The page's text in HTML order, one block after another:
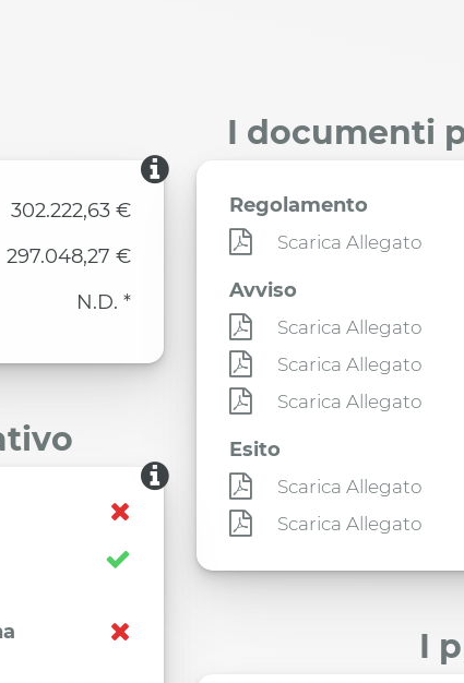
302.222,63 €
297.048,27 €
N.D. *
I documenti
Regolamento
Scarica Allegato
Avviso
Scarica Allegato
Scarica Allegato
Scarica Allegato
Esito
Scarica Allegato
Scarica Allegato
I